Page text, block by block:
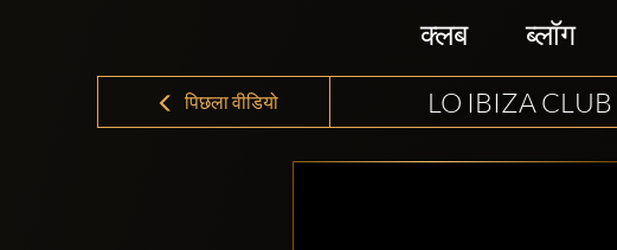
क्लब ब्लॉग
पिछला वीडियो LO IBIZA